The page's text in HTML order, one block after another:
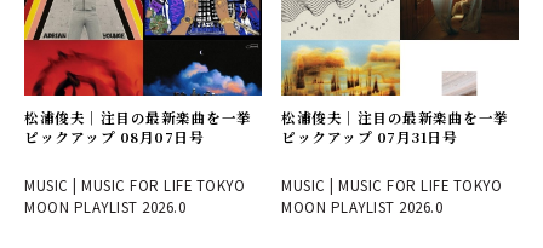
松浦俊夫｜注目の最新楽曲を一挙
ピックアップ 08月07日号
MUSIC | MUSIC FOR LIFE TOKYO
MOON PLAYLIST 2026.0
松浦俊夫｜注目の最新楽曲を一挙
ピックアップ 07月31日号
MUSIC | MUSIC FOR LIFE TOKYO
MOON PLAYLIST 2026.0